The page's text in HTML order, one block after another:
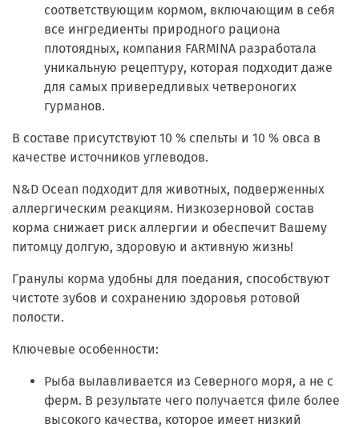
соответствующим кормом, включающим в себя
все ингредиенты природного рациона
плотоядных, компания FARMINA разработала
уникальную рецептуру, которая подходит даже
для самых привередливых четвероногих
гурманов.
В составе присутствуют 10 % спельты и 10 % овса в
качестве источников углеводов.
N&D Ocean подходит для животных, подверженных
аллергическим реакциям. Низкозерновой состав
корма снижает риск аллергии и обеспечит Вашему
питомцу долгую, здоровую и активную жизнь!
Гранулы корма удобны для поедания, способствуют
чистоте зубов и сохранению здоровья ротовой
полости.
Ключевые особенности:
Рыба вылавливается из Северного моря, а не с
ферм. В результате чего получается филе более
высокого качества, которое имеет низкий